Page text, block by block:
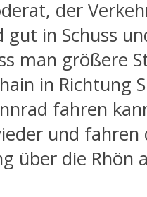
der
gut in Schuss
man größere
in Richtung
fahren
und fahren
über die Rhön